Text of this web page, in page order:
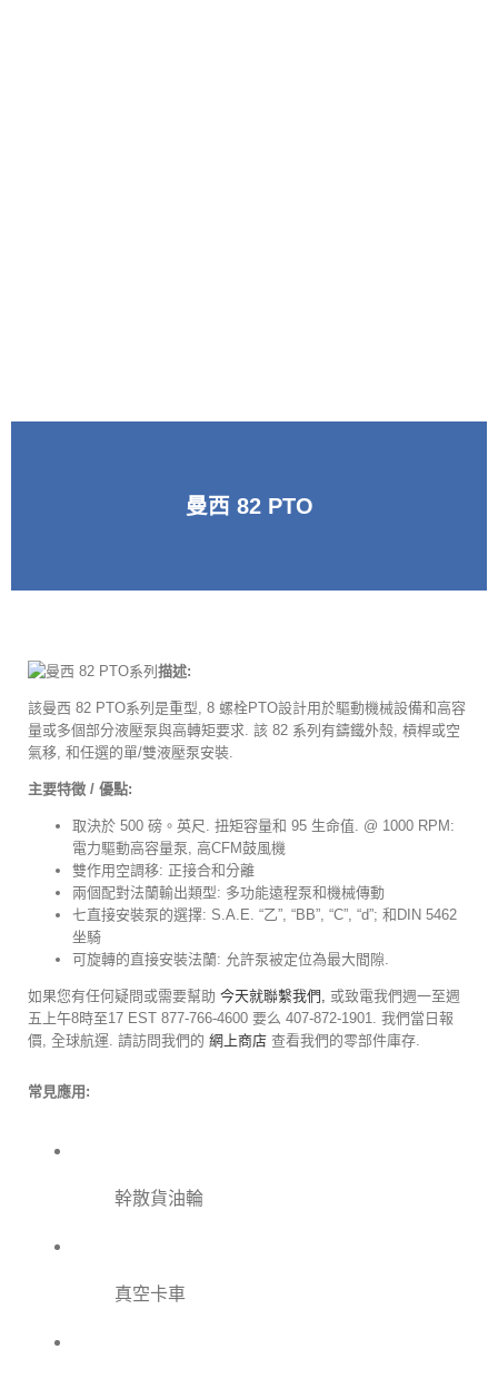
曼西 82 PTO
描述:
該曼西 82 PTO系列是重型, 8 螺栓PTO設計用於驅動機械設備和高容
量或多個部分液壓泵與高轉矩要求. 該 82 系列有鑄鐵外殼, 槓桿或空
氣移, 和任選的單/雙液壓泵安裝.
主要特徵 / 優點:
取決於 500 磅。英尺. 扭矩容量和 95 生命值. @ 1000 RPM:
電力驅動高容量泵, 高CFM鼓風機
雙作用空調移: 正接合和分離
兩個配對法蘭輸出類型: 多功能遠程泵和機械傳動
七直接安裝泵的選擇: S.A.E. “乙”, “BB”, “C”, “d”; 和DIN 5462
坐騎
可旋轉的直接安裝法蘭: 允許泵被定位為最大間隙.
如果您有任何疑問或需要幫助 今天就聯繫我們, 或致電我們週一至週
五上午8時至17 EST 877-766-4600 要么 407-872-1901. 我們當日報
價, 全球航運. 請訪問我們的 網上商店 查看我們的零部件庫存.
常見應用:
幹散貨油輪
真空卡車